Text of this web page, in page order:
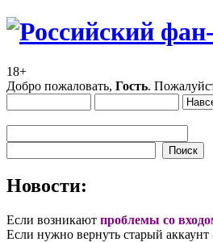
18+
Добро пожаловать, Гость.
Новости:
Если возникают проблемы со
Если нужно вернуть старый аккаунт